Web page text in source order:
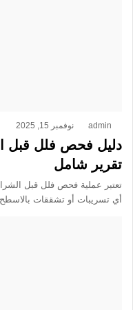
admin نوفمبر 15, 2025
تقرير شامل
تعتبر عملية فحص فلل قبل
أي تسريبات أو تشققات